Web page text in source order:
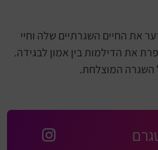
את החיים השגרתיים שלה וחיי
את הדילמות בין אמון לבגידה.
השגרה המוצלחת.